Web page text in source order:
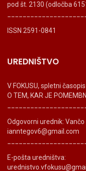
pod št. 2130 (odločba
ISSN 2591-0841
UREDNIŠTVO
V FOKUSU, spletni časopis
O TEM, KAR JE
Odgovorni urednik: Vančo
ianntegov6@gmail.com
E-pošta uredništva: